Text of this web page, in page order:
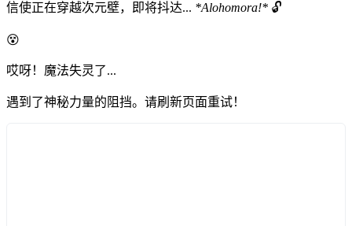
信使正在穿越次元壁，即将抖达... *Alohomora!* 🔓
😵
哎呀！魔法失灵了...
遇到了神秘力量的阻挡。请刷新页面重试！